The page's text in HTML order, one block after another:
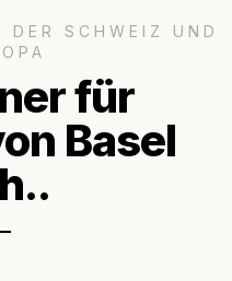
DER SCHWEIZ UND
für
Basel